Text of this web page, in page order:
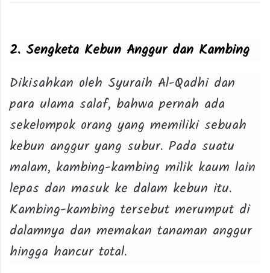
2. Sengketa Kebun Anggur dan Kambing
Dikisahkan oleh Syuraih Al-Qadhi dan
para ulama salaf, bahwa pernah ada
sekelompok orang yang memiliki sebuah
kebun anggur yang subur. Pada suatu
malam, kambing-kambing milik kaum lain
lepas dan masuk ke dalam kebun itu.
Kambing-kambing tersebut merumput di
dalamnya dan memakan tanaman anggur
hingga hancur total.